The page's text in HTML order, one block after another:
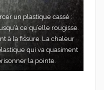
un plas­tique cas­sé :
ce qu’elle rou­gisse.
à la fis­sure. La cha­leur
qui va qua­si­ment
la pointe.